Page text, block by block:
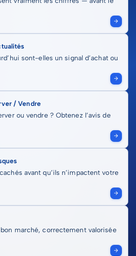
sont-elles un signal d’achat ou
/ Vendre
ou vendre ? Obtenez l’avis de
avant qu’ils n’impactent votre
marché, correctement valorisée